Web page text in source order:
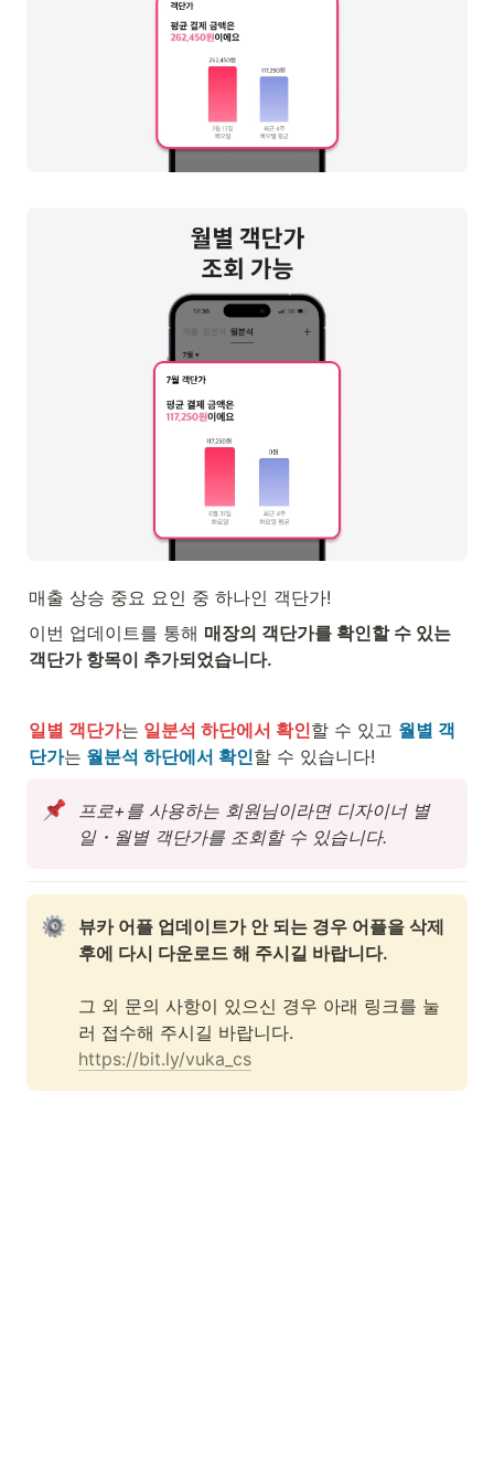
매출 상승 중요 요인 중 하나인 객단가!
이번 업데이트를 통해 매장의 객단가를 확인할 수 있는
객단가 항목이 추가되었습니다.
일별 객단가는 일분석 하단에서 확인할 수 있고 월별 객
단가는 월분석 하단에서 확인할 수 있습니다!
프로+를 사용하는 회원님이라면 디자이너 별
일・월별 객단가를 조회할 수 있습니다.
뷰카 어플 업데이트가 안 되는 경우 어플을 삭제
후에 다시 다운로드 해 주시길 바랍니다.
그 외 문의 사항이 있으신 경우 아래 링크를 눌
https://bit.ly/vuka_cs